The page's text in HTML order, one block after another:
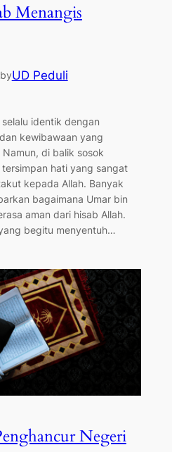
Menangis
byUD Peduli
identik dengan
kewibawaan yang
di balik sosok
hati yang sangat
kepada Allah. Banyak
bagaimana Umar bin
aman dari hisab Allah.
begitu menyentuh…
Negeri